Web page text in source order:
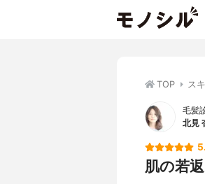
TOP ス
毛髪
北見
肌の若